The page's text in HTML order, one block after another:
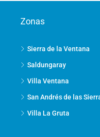
Zonas
Sierra de la Ventana
Saldungaray
Villa Ventana
San Andrés de las
Villa La Gruta